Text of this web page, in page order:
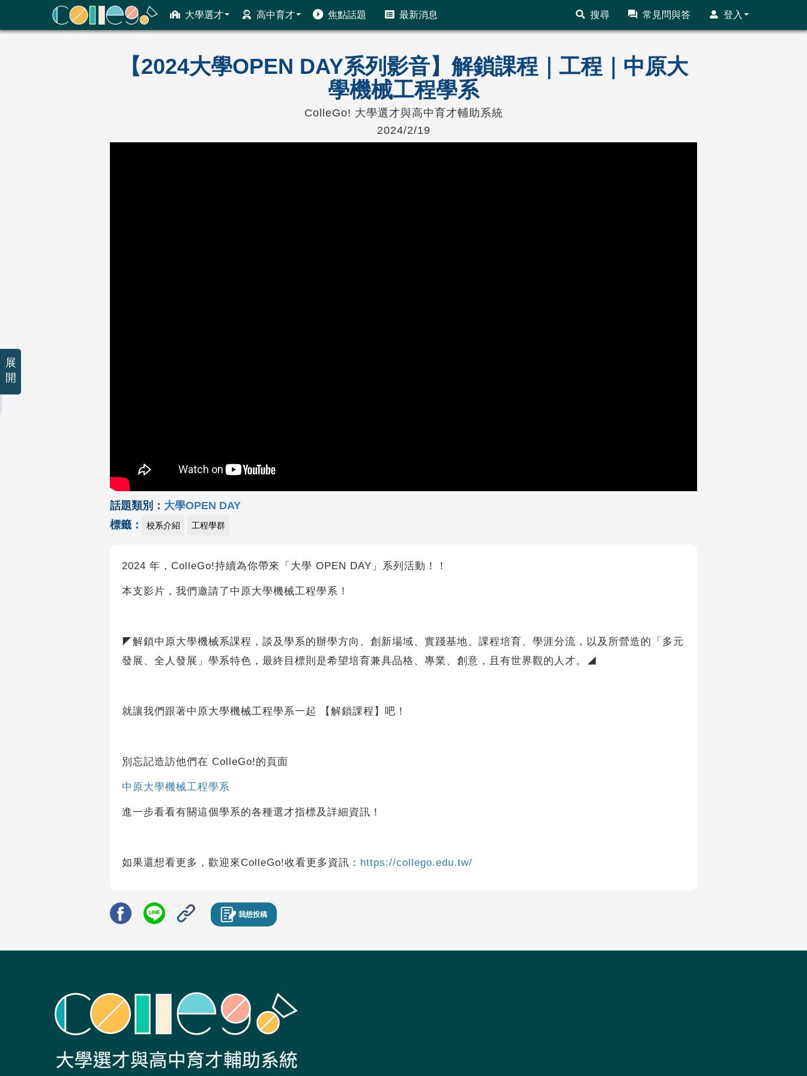
大學選才 高中育才 焦點話題 最新消息 搜尋 常見問與答 登入
ColleGo! 大學選才與高中育才輔助系統
【2024大學OPEN DAY系列影音】解鎖課程｜工程｜中原大
學機械工程學系
ColleGo! 大學選才與高中育才輔助系統
2024/2/19
話題類別： 大學OPEN DAY
標籤：
校系介紹 工程學群
2024 年，ColleGo!持續為你帶來「大學 OPEN DAY」系列活動！！
本支影片，我們邀請了中原大學機械工程學系！
◤解鎖中原大學機械系課程，談及學系的辦學方向、創新場域、實踐基地、課程培育、學涯分流，以及所營造的「多元
發展、全人發展」學系特色，最終目標則是希望培育兼具品格、專業、創意，且有世界觀的人才。◢
就讓我們跟著中原大學機械工程學系一起 【解鎖課程】吧！
別忘記造訪他們在 ColleGo!的頁面
中原大學機械工程學系
進一步看看有關這個學系的各種選才指標及詳細資訊！
如果還想看更多，歡迎來ColleGo!收看更多資訊： https://collego.edu.tw/
我想投稿
展
開